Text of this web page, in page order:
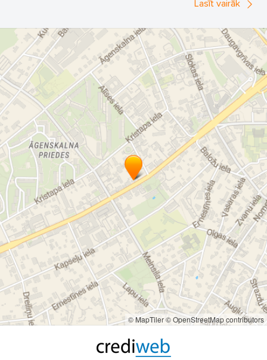
masiere Lienīte Bogdane
medicīnas centrs
mīksto audu ultrasonogrāfija
neirologs
osteopāts
osteorefleksoterapeits
otolaringologs
pediatrs
pieņemšanas laiks
poliklīnika
prostatas ultrasonogrāfija
slimnīca
ultrasonoskopija
urologs
vairogdziedzera ultrasonoskopija
venerologs
veselības centrs
vēdera dobuma ultrasonoskopija
Ārstnieciskā masāža
ārstnieciskā vingrošana grupās
ārstnieciskā vingrošana individuāli
ārsts
ārstu prakse
Ģimenes ārsts
ģimenes ārsts
ķermeņa masāža bērniem
ķirurgs
Lasīt vairāk
© MapTiler© OpenStreetMap contributors